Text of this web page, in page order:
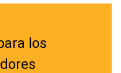
los